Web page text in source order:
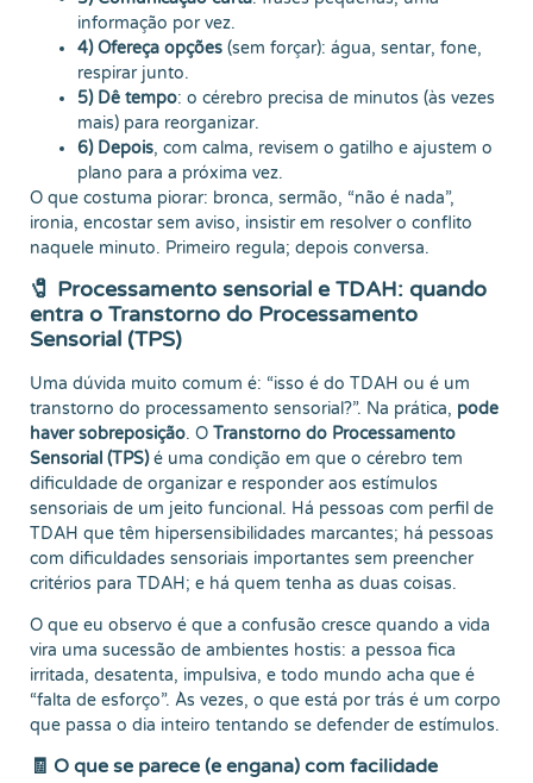
informação por vez.
4) Ofereça opções (sem forçar): água, sentar, fone,
respirar junto.
5) Dê tempo: o cérebro precisa de minutos (às vezes
mais) para reorganizar.
6) Depois, com calma, revisem o gatilho e ajustem o
plano para a próxima vez.
O que costuma piorar: bronca, sermão, “não é nada”,
ironia, encostar sem aviso, insistir em resolver o conflito
naquele minuto. Primeiro regula; depois conversa.
🧷 Processamento sensorial e TDAH: quando
entra o Transtorno do Processamento
Sensorial (TPS)
Uma dúvida muito comum é: “isso é do TDAH ou é um
transtorno do processamento sensorial?”. Na prática, pode
haver sobreposição. O Transtorno do Processamento
Sensorial (TPS)é uma condição em que o cérebro tem
dificuldade de organizar e responder aos estímulos
sensoriais de um jeito funcional. Há pessoas com perfil de
TDAH que têm hipersensibilidades marcantes; há pessoas
com dificuldades sensoriais importantes sem preencher
critérios para TDAH; e há quem tenha as duas coisas.
O que eu observo é que a confusão cresce quando a vida
vira uma sucessão de ambientes hostis: a pessoa fica
irritada, desatenta, impulsiva, e todo mundo acha que é
“falta de esforço”. Às vezes, o que está por trás é um corpo
que passa o dia inteiro tentando se defender de estímulos.
🧾 O que se parece (e engana) com facilidade